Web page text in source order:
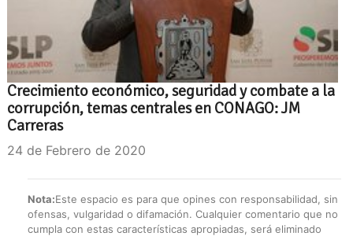
Crecimiento económico, seguridad y combate a la
corrupción, temas centrales en CONAGO: JM
Carreras
24 de Febrero de 2020
Nota:Este espacio es para que opines con responsabilidad, sin
ofensas, vulgaridad o difamación. Cualquier comentario que no
cumpla con estas características apropiadas, será eliminado